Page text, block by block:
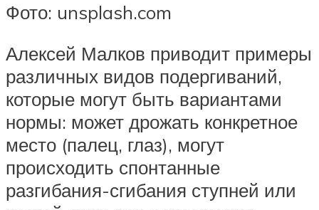
Фото: unsplash.com
Алексей Малков приводит примеры
различных видов подергиваний,
которые могут быть вариантами
нормы: может дрожать конкретное
место (палец, глаз), могут
происходить спонтанные
разгибания-сгибания ступней или